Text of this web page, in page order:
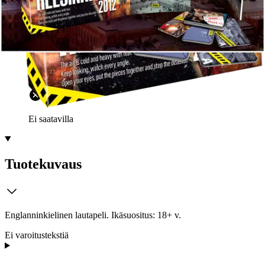
Etu ei koske Suuri‑lisäpalvelulla toimitettavia tuotteita.
Tarkista myymäläsaatavuus
Ei saatavilla
Tuotekuvaus
Englanninkielinen lautapeli. Ikäsuositus: 18+ v.
Ei varoitustekstiä